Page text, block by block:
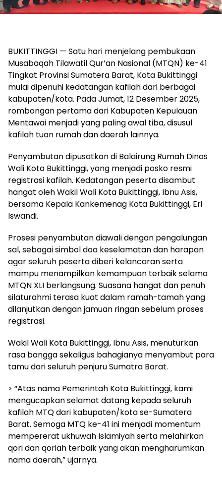
BUKITTINGGI — Satu hari menjelang pembukaan
Musabaqah Tilawatil Qur’an Nasional (MTQN) ke-41
Tingkat Provinsi Sumatera Barat, Kota Bukittinggi
mulai dipenuhi kedatangan kafilah dari berbagai
kabupaten/kota. Pada Jumat, 12 Desember 2025,
rombongan pertama dari Kabupaten Kepulauan
Mentawai menjadi yang paling awal tiba, disusul
kafilah tuan rumah dan daerah lainnya.
Penyambutan dipusatkan di Balairung Rumah Dinas
Wali Kota Bukittinggi, yang menjadi posko resmi
registrasi kafilah. Kedatangan peserta disambut
hangat oleh Wakil Wali Kota Bukittinggi, Ibnu Asis,
bersama Kepala Kankemenag Kota Bukittinggi, Eri
Iswandi.
Prosesi penyambutan diawali dengan pengalungan
sal, sebagai simbol doa keselamatan dan harapan
agar seluruh peserta diberi kelancaran serta
mampu menampilkan kemampuan terbaik selama
MTQN XLI berlangsung. Suasana hangat dan penuh
silaturahmi terasa kuat dalam ramah-tamah yang
dilanjutkan dengan jamuan ringan sebelum proses
registrasi.
Wakil Wali Kota Bukittinggi, Ibnu Asis, menuturkan
rasa bangga sekaligus bahagianya menyambut para
tamu dari seluruh penjuru Sumatra Barat.
> “Atas nama Pemerintah Kota Bukittinggi, kami
mengucapkan selamat datang kepada seluruh
kafilah MTQ dari kabupaten/kota se-Sumatera
Barat. Semoga MTQ ke-41 ini menjadi momentum
mempererat ukhuwah Islamiyah serta melahirkan
qori dan qoriah terbaik yang akan mengharumkan
nama daerah,” ujarnya.